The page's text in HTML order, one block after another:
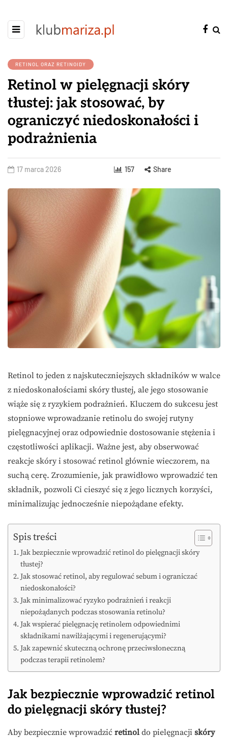
RETINOL ORAZ RETINOIDY
Retinol w pielęgnacji skóry
tłustej: jak stosować, by
ograniczyć niedoskonałości i
podrażnienia
17 marca 2026 157 Share
Retinol to jeden z najskuteczniejszych składników w walce
z niedoskonałościami skóry tłustej, ale jego stosowanie
wiąże się z ryzykiem podrażnień. Kluczem do sukcesu jest
stopniowe wprowadzanie retinolu do swojej rutyny
pielęgnacyjnej oraz odpowiednie dostosowanie stężenia i
częstotliwości aplikacji. Ważne jest, aby obserwować
reakcje skóry i stosować retinol głównie wieczorem, na
suchą cerę. Zrozumienie, jak prawidłowo wprowadzić ten
składnik, pozwoli Ci cieszyć się z jego licznych korzyści,
minimalizując jednocześnie niepożądane efekty.
Spis treści
Jak bezpiecznie wprowadzić retinol do pielęgnacji skóry
tłustej?
Jak stosować retinol, aby regulować sebum i ograniczać
niedoskonałości?
Jak minimalizować ryzyko podrażnień i reakcji
niepożądanych podczas stosowania retinolu?
Jak wspierać pielęgnację retinolem odpowiednimi
składnikami nawilżającymi i regenerującymi?
Jak zapewnić skuteczną ochronę przeciwsłoneczną
podczas terapii retinolem?
Jak bezpiecznie wprowadzić retinol
do pielęgnacji skóry tłustej?
Aby bezpiecznie wprowadzić retinol do pielęgnacji skóry